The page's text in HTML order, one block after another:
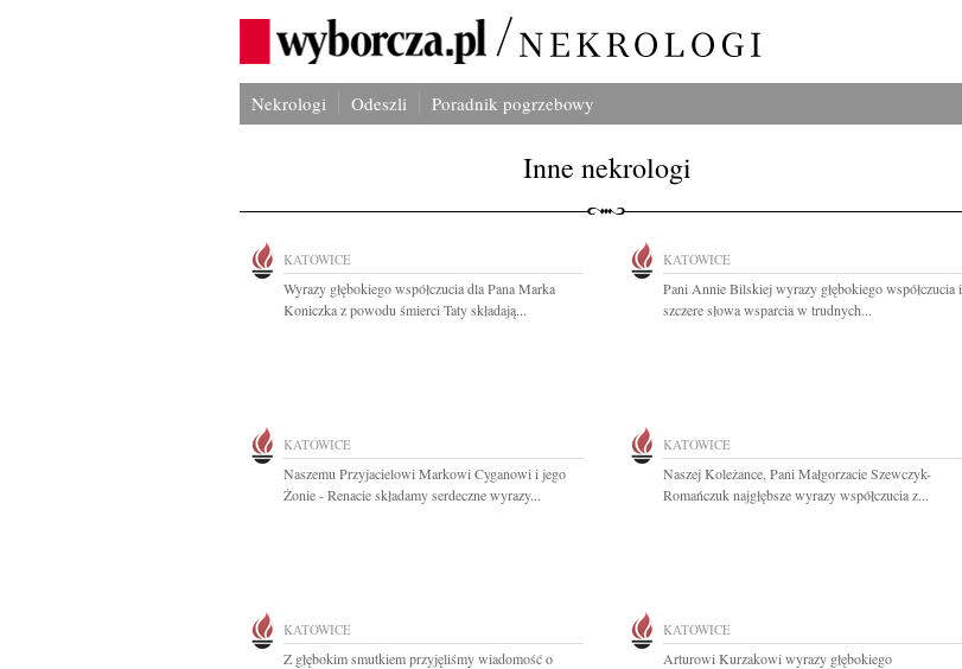
Nekrologi Odeszli Poradnik pogrzebowy
Inne nekrologi
KATOWICE
Wyrazy głębokiego współczucia dla Pana Marka
Koniczka z powodu śmierci Taty składają...
KATOWICE
Pani Annie Bilskiej wyrazy głębokiego współczucia i
szczere słowa wsparcia w trudnych...
KATOWICE
Naszemu Przyjacielowi Markowi Cyganowi i jego
Żonie - Renacie składamy serdeczne wyrazy...
KATOWICE
Naszej Koleżance, Pani Małgorzacie Szewczyk-
Romańczuk najgłębsze wyrazy współczucia z...
KATOWICE
Z głębokim smutkiem przyjęliśmy wiadomość o
KATOWICE
Arturowi Kurzakowi wyrazy głębokiego